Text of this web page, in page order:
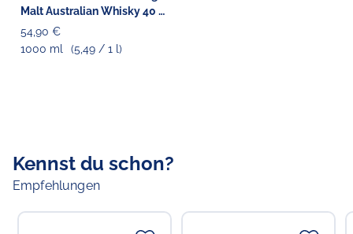
Verantwortlicher Lebensmittelunternehmer
Malt Australian Whisky 40 %
vol.
54,90 €
1000 ml
(5,49 / 1 l)
Kennst du schon?
Empfehlungen